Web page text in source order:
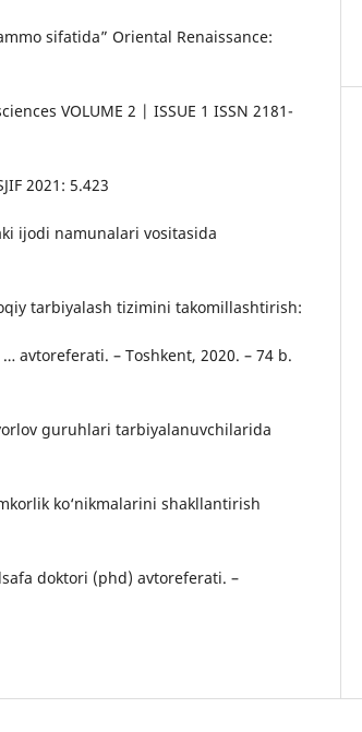
sifatida” Oriental Renaissance:
VOLUME 2 | ISSUE 1 ISSN 2181-
2021: 5.423
ijodi namunalari vositasida
tarbiyalash tizimini takomillashtirish:
avtoreferati. – Toshkent, 2020. – 74 b.
guruhlari tarbiyalanuvchilarida
ko‘nikmalarini shakllantirish
doktori (phd) avtoreferati. –